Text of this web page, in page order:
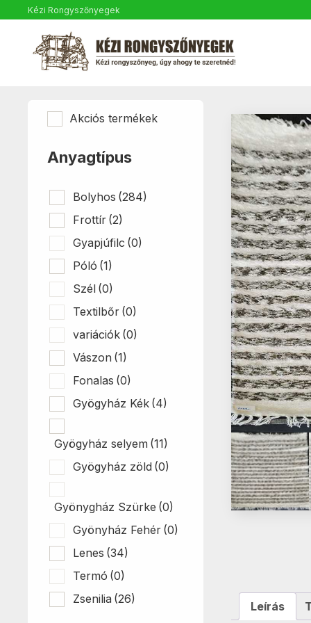
Kézi Rongyszőnyegek
Leírás
Akciós termékek
Anyagtípus
Bolyhos (284)
Frottír (2)
Gyapjúfilc (0)
Póló (1)
Szél (0)
Textilbőr (0)
variációk (0)
Vászon (1)
Fonalas (0)
Gyögyház Kék (4)
Gyögyház selyem (11)
Gyögyház zöld (0)
Gyönygház Szürke (0)
Gyönyház Fehér (0)
Lenes (34)
Termó (0)
Zsenilia (26)